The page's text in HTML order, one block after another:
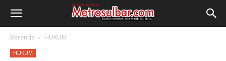
Beranda HUKUM
HUKUM